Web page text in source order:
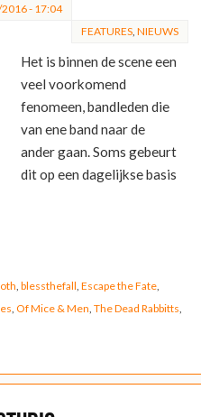
- 17:04
FEATURES, NIEUWS
Het is binnen de scene een
veel voorkomend
fenomeen, bandleden die
van ene band naar de
ander gaan. Soms gebeurt
dit op een dagelijkse basis
blessthefall Escape the Fate,
Of Mice & Men The Dead Rabbitts